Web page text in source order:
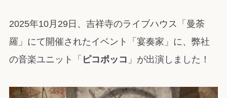
2025年10月29日、吉祥寺のライブハウス「曼荼
羅」にて開催されたイベント「宴奏家」に、弊社
の音楽ユニット「 ピコポッコ 」が出演しました！